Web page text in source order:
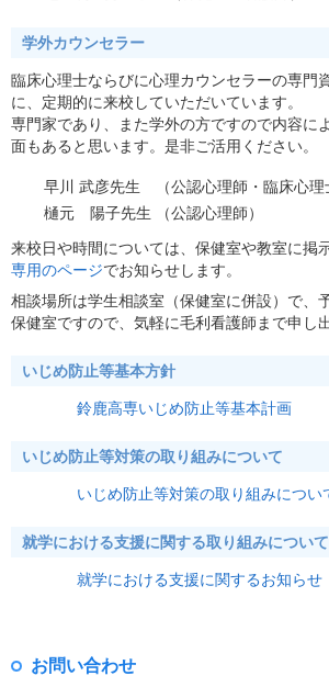
学外カウンセラー
臨床心理士ならびに心理カウンセラーの専門
に、定期的に来校していただいています。
専門家であり、また学外の方ですので内容に
面もあると思います。是非ご活用ください。
早川 武彦先生 （公認心理師・臨床心理
樋元 陽子先生 （公認心理師）
来校日や時間については、保健室や教室に掲
専用のページでお知らせします。
相談場所は学生相談室（保健室に併設）で、
保健室ですので、気軽に毛利看護師まで申し
いじめ防止等基本方針
鈴鹿高専いじめ防止等基本計画
いじめ防止等対策の取り組みについて
いじめ防止等対策の取り組みについ
就学における支援に関する取り組みについて
就学における支援に関するお知らせ
お問い合わせ